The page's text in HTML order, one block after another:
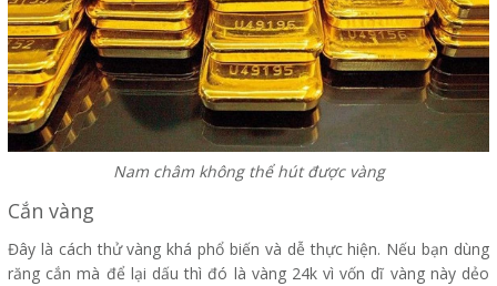
Nam châm không thể hút được vàng
Cắn vàng
Đây là cách thử vàng khá phổ biến và dễ thực hiện. Nếu bạn dùng
răng cắn mà để lại dấu thì đó là vàng 24k vì vốn dĩ vàng này dẻo